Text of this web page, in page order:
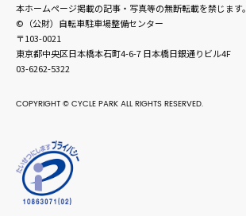
本ホームページ掲載の記事・写真等の無断転載を禁じます。
©（公財）自転車駐車場整備センター
〒103-0021
東京都中央区日本橋本石町4-6-7 日本橋日銀通りビル4F
03-6262-5322
COPYRIGHT © CYCLE PARK ALL RIGHTS RESERVED.